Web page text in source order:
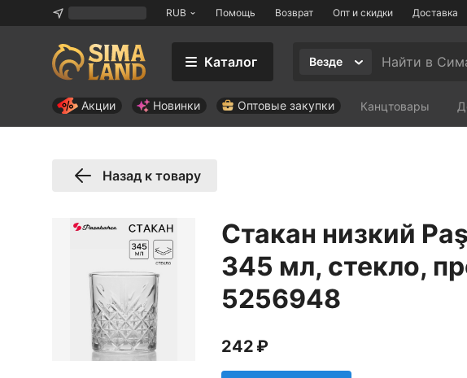
RUB Помощь Возврат Опт и скидки Доставка
Каталог
Везде
Акции Новинки Оптовые закупки Канцтовары
Назад к товару
Стакан низкий
345 мл, стекло,
5256948
242 ₽